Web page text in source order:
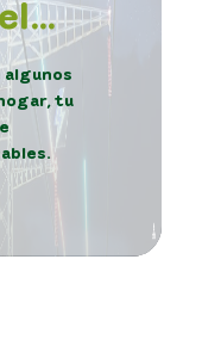
algunos
tu